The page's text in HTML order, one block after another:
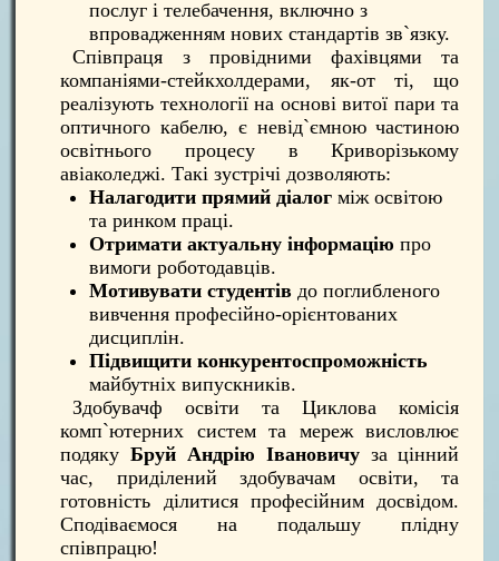
послуг і телебачення, включно з
впровадженням нових стандартів зв`язку.
Співпраця з провідними фахівцями та
компаніями-стейкхолдерами, як-от ті, що
реалізують технології на основі витої пари та
оптичного кабелю, є невід`ємною частиною
освітнього процесу в Криворізькому
авіаколеджі. Такі зустрічі дозволяють:
Налагодити прямий діалогміж освітою
та ринком праці.
Отримати актуальну інформацію про
вимоги роботодавців.
Мотивувати студентівдо поглибленого
вивчення професійно-орієнтованих
дисциплін.
Підвищити конкурентоспроможність
майбутніх випускників.
Здобувачф освіти та Циклова комісія
комп`ютерних систем та мереж висловлює
подякуБруй Андрію Івановичуза цінний
час, приділений здобувачам освіти, та
готовність ділитися професійним досвідом.
Сподіваємося на подальшу плідну
співпрацю!